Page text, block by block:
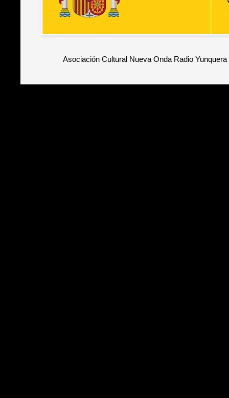
Asociación Cultural Nueva Onda Radio